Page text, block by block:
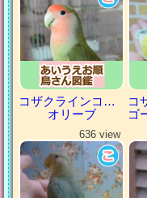
コザクラインコ（小桜インコ）
オリーブ
636 view